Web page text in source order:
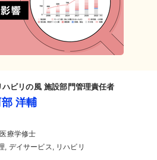
ハビリの風 施設部門管理責任者
部 洋輔
療学修士
, デイサービス, リハビリ